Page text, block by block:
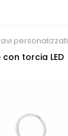
personalizzati
torcia LED